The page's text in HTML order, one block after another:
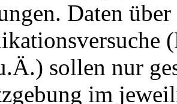
Daten
sollen nur
im